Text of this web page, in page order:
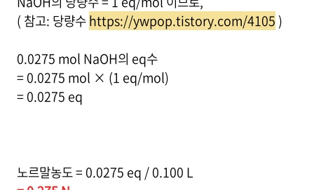
( 참고: 당량수https://ywpop.tistory.com/4105 )
0.0275 mol NaOH의 eq수
= 0.0275 mol × (1 eq/mol)
= 0.0275 eq
노르말농도 = 0.0275 eq / 0.100 L